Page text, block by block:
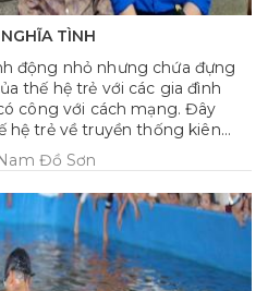
TÌNH
động nhỏ nhưng chứa đựng
thế hệ trẻ với các gia đình
công với cách mạng. Đây
hệ trẻ về truyền thống kiên
cha anh đi trước, bồi đắp tình
lý “Uống nước nhớ nguồn”,
Anh hùng Liệt sĩ, người có
Đồ Sơn